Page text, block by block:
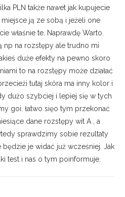
PLN także nawet jak kupujecie
ją ze sobą i jeżeli one
właśnie te. Naprawdę Warto.
np na rozstępy ale trudno mi
duże efekty na pewno skoro
to na rozstępy może działać
tutaj skóra ma inny kolor i
dużo szybciej i lepiej się w tych
goi. łatwo sięo tym przekonać
dane rozstępy wit A , a
sprawdzimy sobie rezultaty
je widać już wcześniej. Jak
test i nas o tym poinformuje.